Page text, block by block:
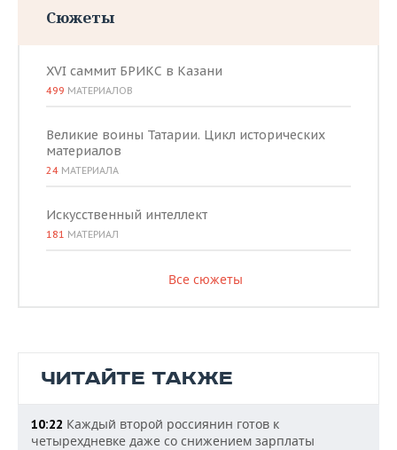
Сюжеты
XVI саммит БРИКС в Казани
499 МАТЕРИАЛОВ
Великие воины Татарии. Цикл исторических
материалов
24 МАТЕРИАЛА
Искусственный интеллект
181 МАТЕРИАЛ
Все сюжеты
ЧИТАЙТЕ ТАКЖЕ
10:22 Каждый второй россиянин готов к
четырехдневке даже со снижением зарплаты